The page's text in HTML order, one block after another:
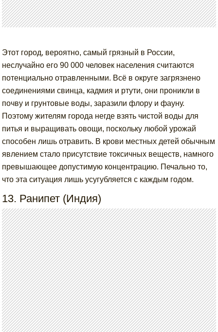
Этот город, вероятно, самый грязный в России,
неслучайно его 90 000 человек населения считаются
потенциально отравленными. Всё в округе загрязнено
соединениями свинца, кадмия и ртути, они проникли в
почву и грунтовые воды, заразили флору и фауну.
Поэтому жителям города негде взять чистой воды для
питья и выращивать овощи, поскольку любой урожай
способен лишь отравить. В крови местных детей обычным
явлением стало присутствие токсичных веществ, намного
превышающее допустимую концентрацию. Печально то,
что эта ситуация лишь усугубляется с каждым годом.
13. Ранипет (Индия)